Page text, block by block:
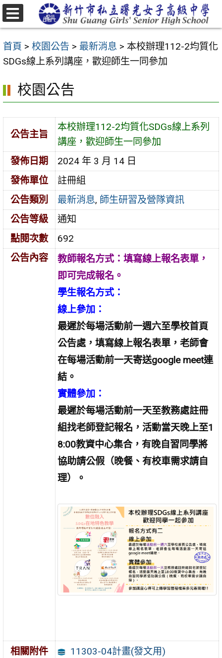
跳
至
要
內
區
首頁 > 校園公告 > 最新消息 > 本校辦理112-2均質化
SDGs線上系列講座，歡迎師生一同參加
校園公告
公告主旨
本校辦理112-2均質化SDGs線上系列
講座，歡迎師生一同參加
發佈日期
2024 年 3 月 14 日
發佈單位
註冊組
公告類別
最新消息, 師生研習及營隊資訊
公告等級
通知
點閱次數
692
公告內容
教師報名方式：填寫線上報名表單，
即可完成報名。
學生報名方式：
線上參加：
最遲於每場活動前一週六至學校首頁
公告處，填寫線上報名表單，老師會
在每場活動前一天寄送google meet連
結。
實體參加：
最遲於每場活動前一天至教務處註冊
組找老師登記報名，活動當天晚上至1
8:00教資中心集合，有晚自習同學將
協助請公假（晚餐、有校車需求請自
理）。
相關附件 11303-04計畫(發文用)
選
單